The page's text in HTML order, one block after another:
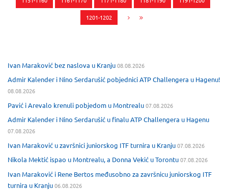
1201-1202
Ivan Maraković bez naslova u Kranju08.08.2026
Admir Kalender i Nino Serdarušić pobjednici ATP Challengera u Hagenu!
08.08.2026
Pavić i Arevalo krenuli pobjedom u Montrealu07.08.2026
Admir Kalender i Nino Serdarušić u finalu ATP Challengera u Hagenu
07.08.2026
Ivan Maraković u završnici juniorskog ITF turnira u Kranju07.08.2026
Nikola Mektić ispao u Montrealu, a Donna Vekić u Torontu07.08.2026
Ivan Maraković i Rene Bertos međusobno za završnicu juniorskog ITF
turnira u Kranju06.08.2026